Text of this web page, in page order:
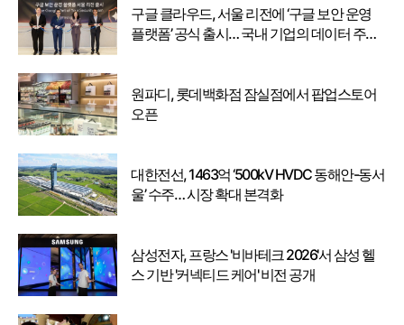
구글 클라우드, 서울 리전에 ‘구글 보안 운영
플랫폼’ 공식 출시… 국내 기업의 데이터 주권
원파디, 롯데백화점 잠실점에서 팝업스토어
오픈
대한전선, 1463억 ‘500kV HVDC 동해안-동서
울’ 수주… 시장 확대 본격화
삼성전자, 프랑스 '비바테크 2026'서 삼성 헬
스 기반 '커넥티드 케어' 비전 공개